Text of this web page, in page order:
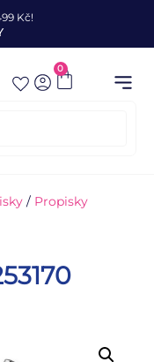
Kč!
0
/ Propisky